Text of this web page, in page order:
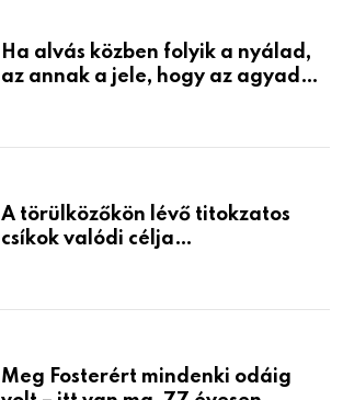
Ha alvás közben folyik a nyálad,
az annak a jele, hogy az agyad…
A törülközőkön lévő titokzatos
csíkok valódi célja…
Meg Fosterért mindenki odáig